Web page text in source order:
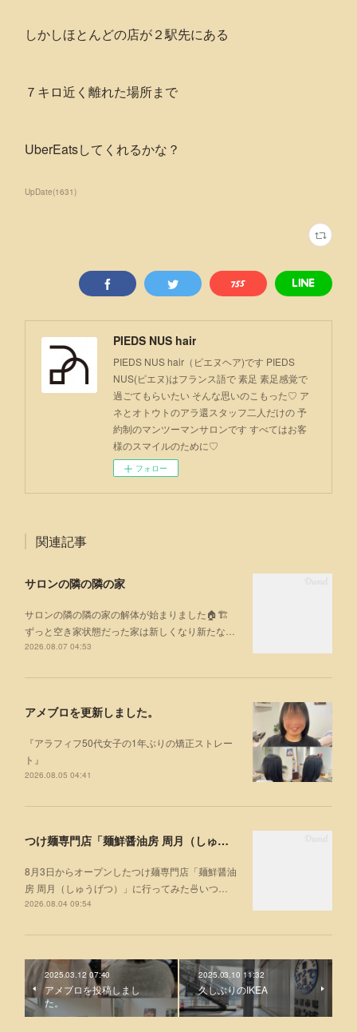
しかしほとんどの店が２駅先にある
７キロ近く離れた場所まで
UberEatsしてくれるかな？
UpDate(1631)
PIEDS NUS hair
PIEDS NUS hair（ピエヌヘア)です PIEDS
NUS(ピエヌ)はフランス語で 素足 素足感覚で
過ごてもらいたい そんな思いのこもった♡ ア
ネとオトウトのアラ還スタッフ二人だけの 予
約制のマンツーマンサロンです すべてはお客
様のスマイルのために♡
フォロー
関連記事
サロンの隣の隣の家
サロンの隣の隣の家の解体が始まりました🏠🏗
ずっと空き家状態だった家は新しくなり新たな…
2026.08.07 04:53
アメブロを更新しました。
『アラフィフ50代女子の1年ぶりの矯正ストレー
ト』
2026.08.05 04:41
つけ麺専門店「麺鮮醤油房 周月（しゅうげつ）」⁡ に行ってみた🍜
8月3日からオープンしたつけ麺専門店「麺鮮醤油
房 周月（しゅうげつ）」⁡に行ってみた🍜いつ…
2026.08.04 09:54
2025.03.12 07:40
アメブロを投稿しまし
た。
2025.03.10 11:32
久しぶりのIKEA